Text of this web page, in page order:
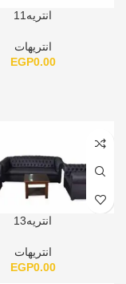
انتريه11
انتريهات
EGP0.00
انتريه13
انتريهات
EGP0.00